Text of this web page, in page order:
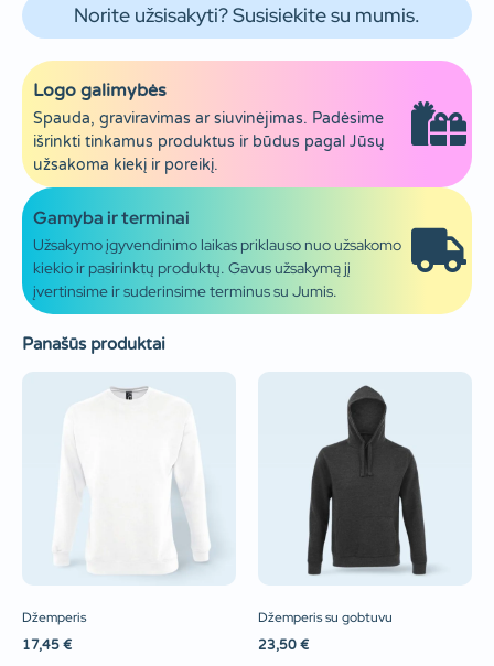
Norite užsisakyti? Susisiekite su mumis.
Logo galimybės
Spauda, graviravimas ar siuvinėjimas. Padėsime
išrinkti tinkamus produktus ir būdus pagal Jūsų
užsakoma kiekį ir poreikį.
Gamyba ir terminai
Užsakymo įgyvendinimo laikas priklauso nuo užsakomo
kiekio ir pasirinktų produktų. Gavus užsakymą jį
įvertinsime ir suderinsime terminus su Jumis.
Panašūs produktai
Džemperis
17,45 €
Džemperis su gobtuvu
23,50 €